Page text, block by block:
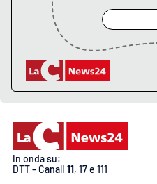
EDIZIONI
Catanzaro
Vibo Valentia
In onda su:
DTT - Canali 11, 17 e 111